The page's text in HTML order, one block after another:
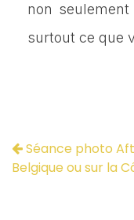
non
surtout ce que
Séance photo
Belgique ou sur la